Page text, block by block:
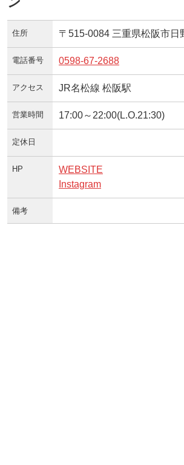
住所 〒515-0084 三重県松阪市日
電話番号 0598-67-2688
アクセス JR名松線 松阪駅
営業時間 17:00～22:00(L.O.21:30)
定休日
HP
WEBSITE
Instagram
備考